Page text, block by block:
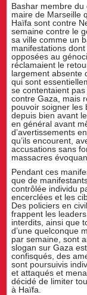
Bashar membre
maire de Marseille
Haïfa sont contre
semaine contre le
sa ville comme un
manifestations
opposées au
réclamaient le
largement absente
qui sont
se contentaient
contre Gaza, mais
pouvoir soigner les
depuis bien avant
en général avant
d’avertissements
qu’ils encourent,
accusations sans
massacres
Pendant ces
que de
contrôlée individu
encerclées et les
Des policiers en
frappent les
interdits, ainsi que
d’une quelconque
par semaine, sont
slogan sur Gaza
confisqués, des
sont poursuivis
et attaqués et
décidé de limiter
à Haïfa.